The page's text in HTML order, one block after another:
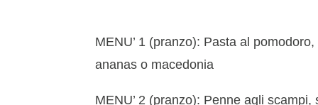
MENU’ 1 (pranzo): Pasta al
ananas o macedonia
MENU’ 2 (pranzo): Penne agli